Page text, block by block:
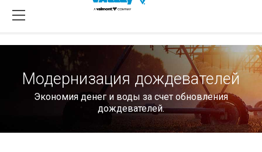
Модернизация дождевателей
Экономия денег и воды за счет обновления
дождевателей.